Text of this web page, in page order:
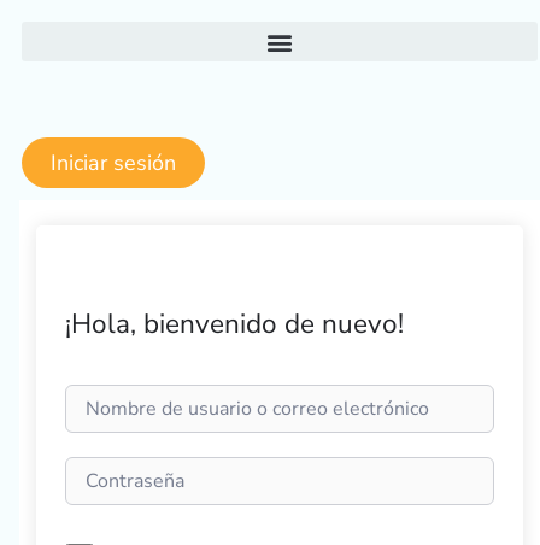
Iniciar sesión
¡Hola, bienvenido de nuevo!